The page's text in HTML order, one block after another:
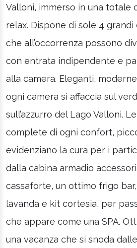
Valloni, immerso in una totale
relax. Dispone di sole 4
che all’occorrenza possono
con entrata indipendente e
alla camera. Eleganti,
ogni camera si affaccia sul
sull’azzurro del Lago Valloni.
complete di ogni confort,
evidenziano la cura per i
dalla cabina armadio
cassaforte, un ottimo frigo
lavanda e kit cortesia, per
che appare come una SPA.
una vacanza che si snoda